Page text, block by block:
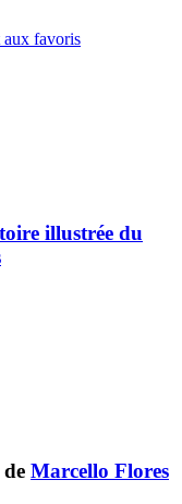
aux favoris
illustrée du
de Marcello Flores